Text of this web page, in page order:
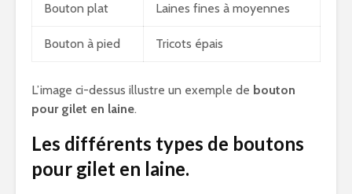
Bouton plat Laines fines à moyennes
Bouton à pied Tricots épais
L’image ci-dessus illustre un exemple de bouton
pour gilet en laine.
Les différents types de boutons
pour gilet en laine.